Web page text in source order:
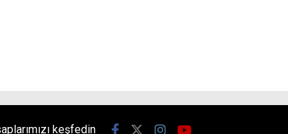
keşfedin